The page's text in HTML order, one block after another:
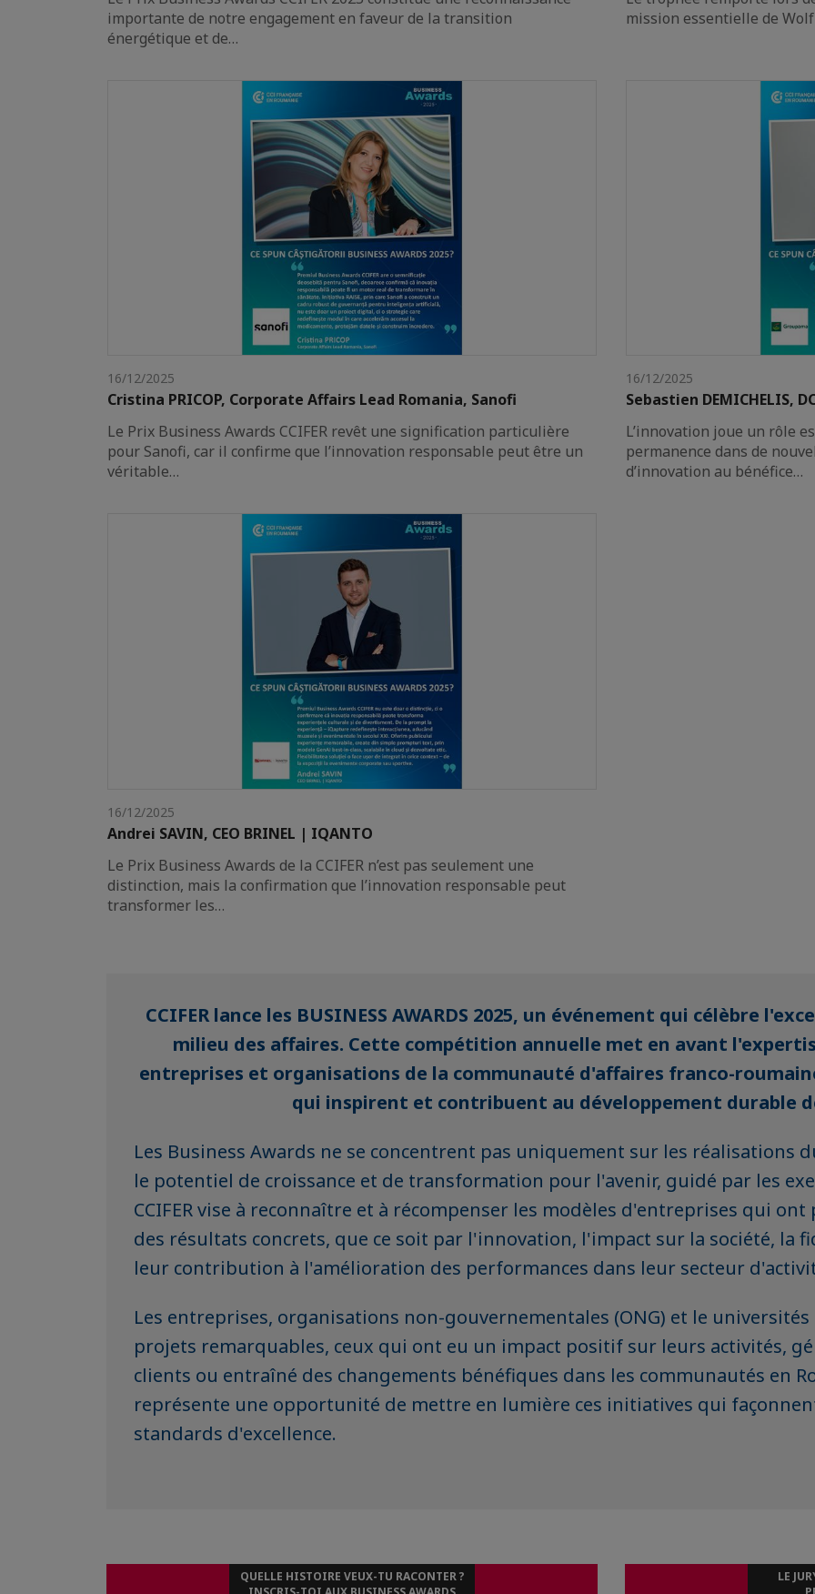
importante de notre engagement en faveur de la transition
énergétique et de…
mission essentielle de
16/12/2025
Cristina PRICOP, Corporate Affairs Lead Romania, Sanofi
Le Prix Business Awards CCIFER revêt une signification particulière
pour Sanofi, car il confirme que l’innovation responsable peut être un
véritable…
16/12/2025
Sebastien DEMICHELIS,
L’innovation joue un rôle
permanence dans de
d’innovation au bénéfice…
16/12/2025
Andrei SAVIN, CEO BRINEL | IQANTO
Le Prix Business Awards de la CCIFER n’est pas seulement une
distinction, mais la confirmation que l’innovation responsable peut
transformer les…
CCIFER lance les BUSINESS AWARDS 2025, un événement qui célèbre
milieu des affaires. Cette compétition annuelle met en avant
entreprises et organisations de la communauté d'affaires franco-
qui inspirent et contribuent au développement durable
Les Business Awards ne se concentrent pas uniquement sur les réalisations
le potentiel de croissance et de transformation pour l'avenir, guidé par les
CCIFER vise à reconnaître et à récompenser les modèles d'entreprises qui
des résultats concrets, que ce soit par l'innovation, l'impact sur la société, la
leur contribution à l'amélioration des performances dans leur secteur
Les entreprises, organisations non-gouvernementales (ONG) et le
projets remarquables, ceux qui ont eu un impact positif sur leurs activités,
clients ou entraîné des changements bénéfiques dans les communautés en
représente une opportunité de mettre en lumière ces initiatives qui
standards d'excellence.
QUELLE HISTOIRE VEUX-TU RACONTER ?
LE